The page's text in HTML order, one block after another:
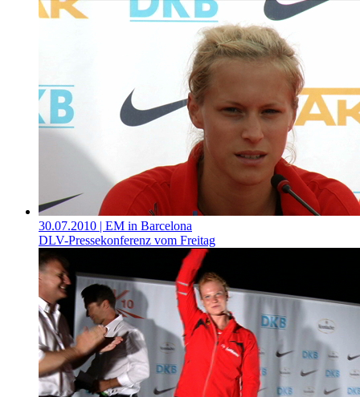
30.07.2010 | EM in Barcelona
DLV-Pressekonferenz vom Freitag